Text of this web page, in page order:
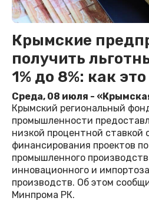
Крымские
получить
1% до 8%: как
Среда, 08 июля -
Крымский региональный
промышленности
низкой процентной ставкой
финансирования проектов
промышленного
инновационного и
производств. Об этом
Минпрома РК.